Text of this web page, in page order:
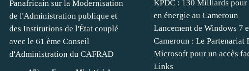
KPDC : 130 Milliards
en énergie au Cameroun
Lancement de Windows 7
Cameroun : Le Partenariat
Microsoft pour un accès
Links